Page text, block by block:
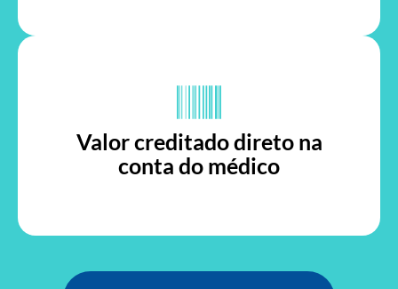
Valor creditado direto na
conta do médico